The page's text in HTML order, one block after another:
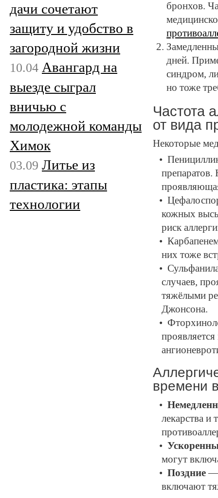
бронхов.
дней.
синдром,
но тоже
Частота
от вида
Некоторые
кожных
риск
них тоже
случаев,
тяжёлыми
Джонсона.
времени
лекарства
могут
Поздние—
включают
дачи сочетают
защиту и удобство в
загородной жизни
10.04 Авангард на
выезде сыграл
вничью с
молодежной команды
Химок
03.09 Литье из
пластика: этапы
технологии